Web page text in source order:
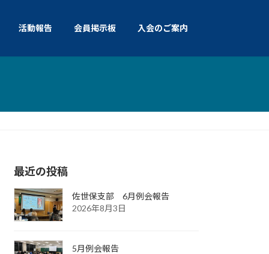
活動報告 会員掲示板 入会のご案内
最近の投稿
佐世保支部 6月例会報告
2026年8月3日
5月例会報告